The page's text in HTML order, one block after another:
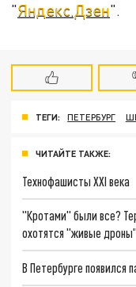
"Яндекс.Дзен".
ТЕГИ: ПЕТЕРБУРГ
ЧИТАЙТЕ ТАКЖЕ:
Технофашисты XXI века
"Кротами" были все?
охотятся "живые дроны"
В Петербурге появился